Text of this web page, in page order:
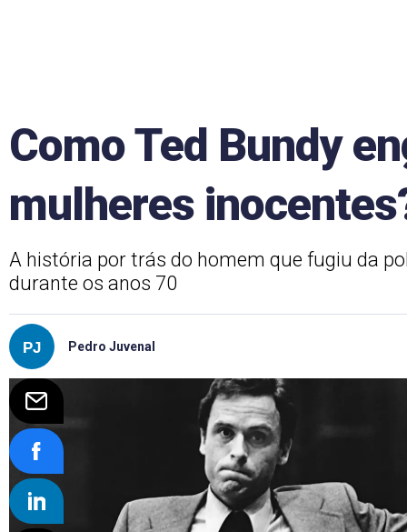
Como Ted Bundy
mulheres
A história por trás do homem que fugiu da
durante os anos 70
Pedro Juvenal